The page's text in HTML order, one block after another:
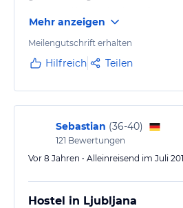
Mehr anzeigen
Meilengutschrift erhalten
Hilfreich Teilen
Sebastian (36-40)
121 Bewertungen
Vor 8 Jahren • Alleinreisend im Juli
Hostel in Ljubljana